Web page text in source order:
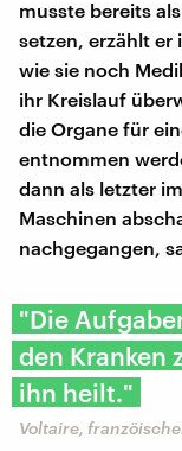
musste bereits
setzen, erzählt er
wie sie noch
ihr Kreislauf
die Organe für
entnommen
dann als letzter
Maschinen
nachgegangen,
"Die
den Kranken
ihn heilt."
Voltaire,